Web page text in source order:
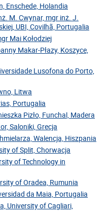
Enschede, Holandia
M. Cwynar, mgr inż. J.
UBI, Covilhã, Portugalia
Mai Kołodziej
Makar-Płazy, Koszyce,
Lusofona do Porto,
Litwa
Portugalia
Pizło, Funchal, Madera
Saloniki, Grecja
Walencja, Hiszpania
of Split, Chorwacja
of Technology in
of Oradea, Rumunia
da Maia, Portugalia
University of Cagliari,